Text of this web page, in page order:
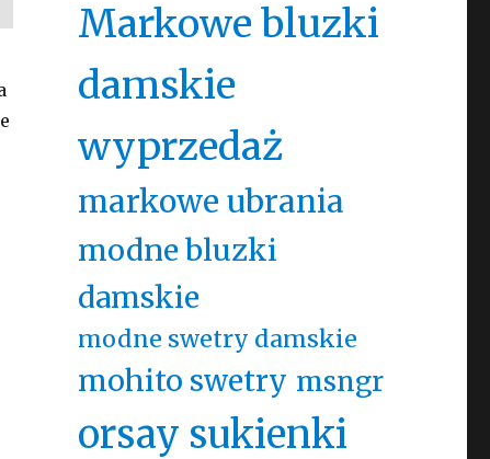
Markowe bluzki
damskie
wyprzedaż
markowe ubrania
modne bluzki
damskie
modne swetry damskie
mohito swetry msngr
orsay sukienki